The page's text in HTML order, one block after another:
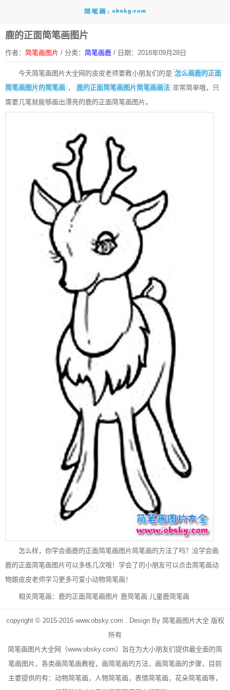
鹿的正面简笔画图片
作者： 简笔画图片 / 分类： 简笔画鹿 / 日期：2018年09月28日
今天简笔画图片大全网的皮皮老师要教小朋友们的是 怎么画鹿的正面
简笔画图片的简笔画 ， 鹿的正面简笔画图片简笔画画法 非常简单哦，只
需要几笔就能够画出漂亮的鹿的正面简笔画图片。
怎么样，你学会画鹿的正面简笔画图片简笔画的方法了吗？没学会画
鹿的正面简笔画图片可以多练几次哦！学会了的小朋友可以点击简笔画动
物跟皮皮老师学习更多可爱小动物简笔画！
相关简笔画： 鹿的正面简笔画图片 鹿简笔画 儿童鹿简笔画
copyright © 2015-2016 www.obsky.com . Design By 简笔画图片大全版权
所有
简笔画 图片大全网（www.obsky.com）旨在为大小朋友们提供最全面的简
笔画图片，各类画简笔画教程，画简笔画的方法，画简笔画的步骤，目前
主要提供的有： 动物简笔画 ， 人物简笔画 ，表情简笔画， 花朵简笔画等，